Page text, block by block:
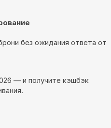
без ожидания ответа от
— и получите кэшбэк